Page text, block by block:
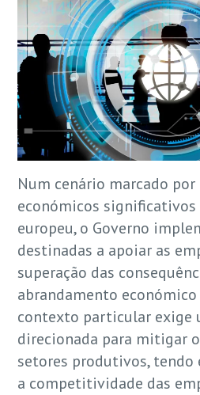
Num cenário marcado por
económicos
europeu, o Governo
destinadas a apoiar as
superação das
abrandamento económico
contexto particular exige
direcionada para mitigar
setores produtivos, tendo
a competitividade das